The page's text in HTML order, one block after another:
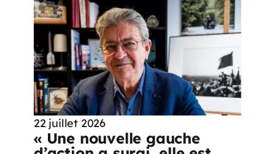
22 juillet 2026
« Une nouvelle gauche